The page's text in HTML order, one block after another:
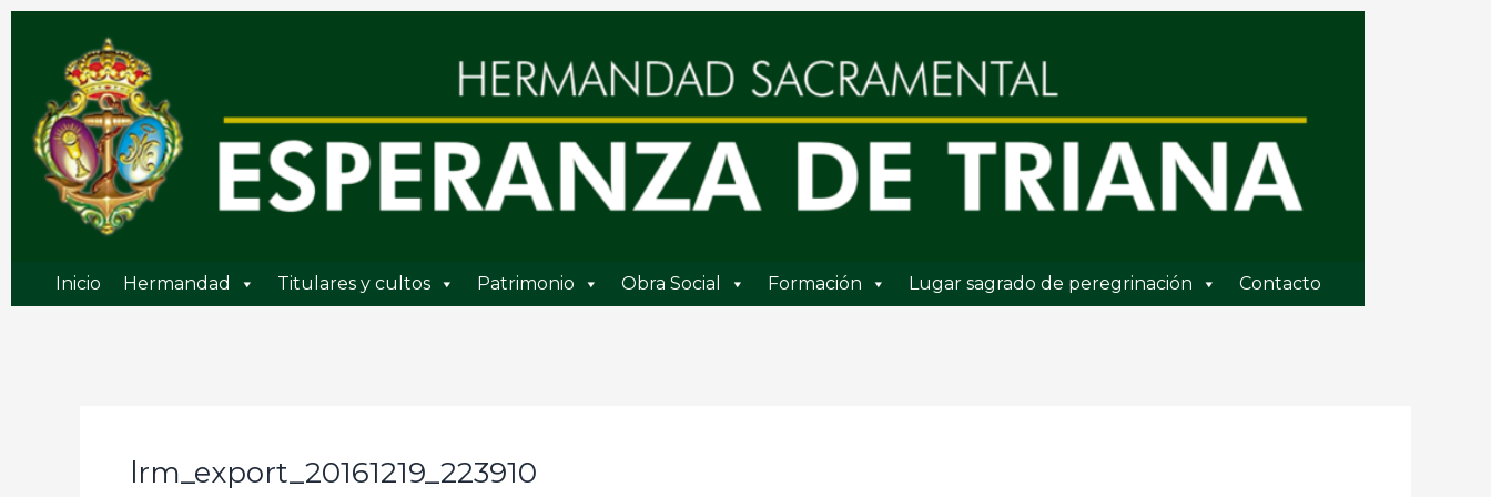
contenido
Inicio Hermandad Titulares y cultos Patrimonio Obra Social Formación Lugar sagrado de peregrinación Contacto
lrm_export_20161219_223910